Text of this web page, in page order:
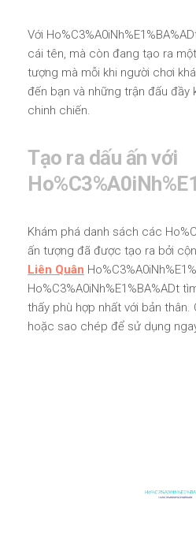
Với
cái tên, mà còn đang tạo ra
tượng mà mỗi khi người chơi
đến bạn và những trận đấu đầy
chinh chiến.
Tạo ra dấu ấn với
Khám phá danh sách các
ấn tượng đã được tạo ra bởi
Liên Quân
Ho%C3%A0iNh%E1%BA%ADt
thấy phù hợp nhất với bản thân.
hoặc sao chép để sử dụng